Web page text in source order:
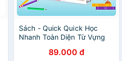
Sách - Quick Quick Học
Nhanh Toàn Diện Từ Vựng
2 - Megabook89.000 đ